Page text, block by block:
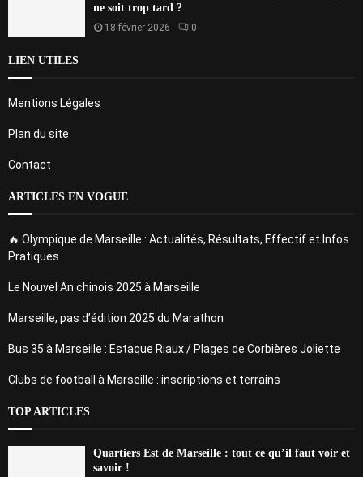
ne soit trop tard ?
18 février 2026 0
LIEN UTILES
Mentions Légales
Plan du site
Contact
ARTICLES EN VOGUE
🔥 Olympique de Marseille : Actualités, Résultats, Effectif et Infos
Pratiques
Le Nouvel An chinois 2025 à Marseille
Marseille, pas d’édition 2025 du Marathon
Bus 35 à Marseille : Estaque Riaux / Plages de Corbières Joliette
Clubs de football à Marseille : inscriptions et terrains
TOP ARTICLES
Quartiers Est de Marseille : tout ce qu’il faut voir et
savoir !